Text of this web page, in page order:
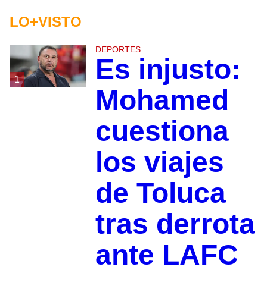
LO+VISTO
1
DEPORTES
Es injusto:
Mohamed
cuestiona
los viajes
de Toluca
tras derrota
ante LAFC